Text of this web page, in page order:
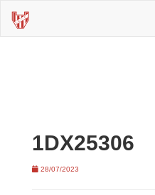
1DX25306
28/07/2023